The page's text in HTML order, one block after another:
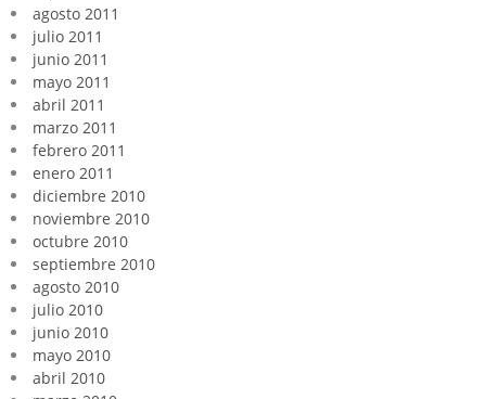
agosto 2011
julio 2011
junio 2011
mayo 2011
abril 2011
marzo 2011
febrero 2011
enero 2011
diciembre 2010
noviembre 2010
octubre 2010
septiembre 2010
agosto 2010
julio 2010
junio 2010
mayo 2010
abril 2010